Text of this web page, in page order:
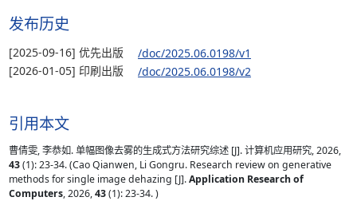
发布历史
[2025-09-16] 优先出版
/doc/2025.06.0198/v1
[2026-01-05] 印刷出版
/doc/2025.06.0198/v2
引用本文
曹倩雯, 李恭如. 单幅图像去雾的生成式方法研究综述 [J]. 计算机应用研究, 2026,
43(1): 23-34. (Cao Qianwen, Li Gongru. Research review on generative
methods for single image dehazing [J].Application Research of
Computers, 2026,43(1): 23-34. )